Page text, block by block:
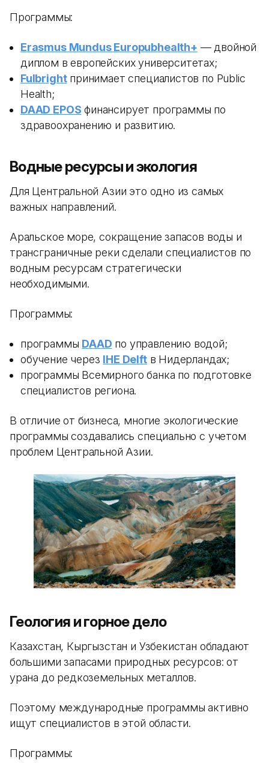
Программы:
Erasmus Mundus Europubhealth+ — двойной
диплом в европейских университетах;
Fulbrightпринимает специалистов по Public
Health;
DAAD EPOS финансирует программы по
здравоохранению и развитию.
Водные ресурсы и экология
Для Центральной Азии это одно из самых
важных направлений.
Аральское море, сокращение запасов воды и
трансграничные реки сделали специалистов по
водным ресурсам стратегически
необходимыми.
Программы:
программы DAAD по управлению водой;
обучение через IHE Delftв Нидерландах;
программы Всемирного банка по подготовке
специалистов региона.
В отличие от бизнеса, многие экологические
программы создавались специально с учетом
проблем Центральной Азии.
Геология и горное дело
Казахстан, Кыргызстан и Узбекистан обладают
большими запасами природных ресурсов: от
урана до редкоземельных металлов.
Поэтому международные программы активно
ищут специалистов в этой области.
Программы: